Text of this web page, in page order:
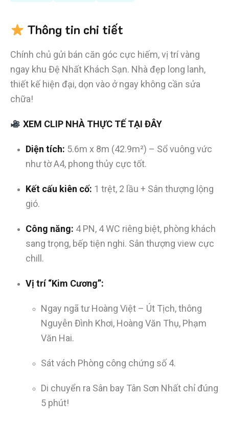
Thông tin chi tiết
Chính chủ gửi bán căn góc cực hiếm, vị trí vàng
ngay khu Đệ Nhất Khách Sạn. Nhà đẹp long lanh,
thiết kế hiện đại, dọn vào ở ngay không cần sửa
chữa!
XEM CLIP NHÀ THỰC TẾ TẠI ĐÂY
Diện tích: 5.6m x 8m (42.9m²) – Sổ vuông vức
như tờ A4, phong thủy cực tốt.
Kết cấu kiên cố: 1 trệt, 2 lầu + Sân thượng lộng
gió.
Công năng: 4 PN, 4 WC riêng biệt, phòng khách
sang trọng, bếp tiện nghi. Sân thượng view cực
chill.
Vị trí “Kim Cương”:
Ngay ngã tư Hoàng Việt – Út Tịch, thông
Nguyễn Đình Khơi, Hoàng Văn Thụ, Phạm
Văn Hai.
Sát vách Phòng công chứng số 4.
Di chuyển ra Sân bay Tân Sơn Nhất chỉ đúng
5 phút!